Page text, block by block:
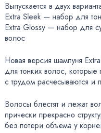
Выпускается в двух
Extra Sleek — набор для
Extra Glossy — набор для
волос
Новая версия шампуня
для тонких волос, которые
с трудом расчесываются и
Волосы блестят и лежат
прически прекрасно
без потери объема у